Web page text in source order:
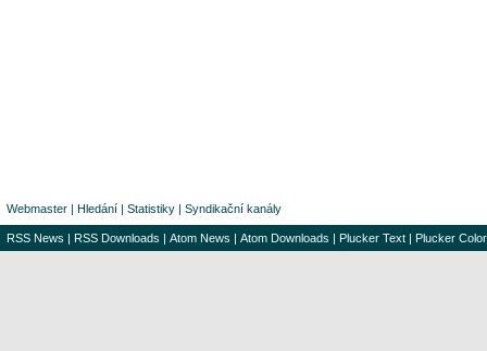
Webmaster | Hledání | Statistiky | Syndikační kanály
RSS News | RSS Downloads | Atom News | Atom Downloads | Plucker Text | Plucker Color